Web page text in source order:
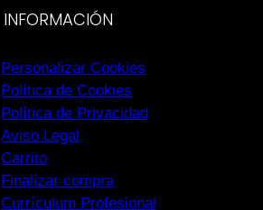
INFORMACIÓN
Personalizar Cookies
Política de Cookies
Política de Privacidad
Aviso Legal
Carrito
Finalizar compra
Currículum Profesional